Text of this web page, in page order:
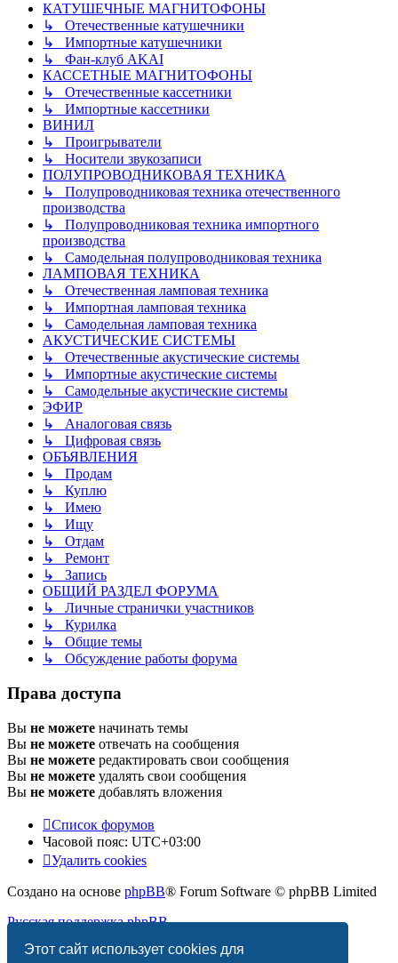
Этот сайт использует cookies для
КАТУШЕЧНЫЕ МАГНИТОФОНЫ
↳ Отечественные катушечники
↳ Импортные катушечники
↳ Фан-клуб AKAI
КАССЕТНЫЕ МАГНИТОФОНЫ
↳ Отечественные кассетники
↳ Импортные кассетники
ВИНИЛ
↳ Проигрыватели
↳ Носители звукозаписи
ПОЛУПРОВОДНИКОВАЯ ТЕХНИКА
↳ Полупроводниковая техника отечественного
производства
↳ Полупроводниковая техника импортного
производства
↳ Самодельная полупроводниковая техника
ЛАМПОВАЯ ТЕХНИКА
↳ Отечественная ламповая техника
↳ Импортная ламповая техника
↳ Самодельная ламповая техника
АКУСТИЧЕСКИЕ СИСТЕМЫ
↳ Отечественные акустические системы
↳ Импортные акустические системы
↳ Самодельные акустические системы
ЭФИР
↳ Аналоговая связь
↳ Цифровая связь
ОБЪЯВЛЕНИЯ
↳ Продам
↳ Куплю
↳ Имею
↳ Ищу
↳ Отдам
↳ Ремонт
↳ Запись
ОБЩИЙ РАЗДЕЛ ФОРУМА
↳ Личные странички участников
↳ Курилка
↳ Общие темы
↳ Обсуждение работы форума
Права доступа
Вы не можете начинать темы
Вы не можете отвечать на сообщения
Вы не можете редактировать свои сообщения
Вы не можете удалять свои сообщения
Вы не можете добавлять вложения
Список форумов
Часовой пояс: UTC+03:00
Удалить cookies
Создано на основе phpBB® Forum Software © phpBB Limited
Русская поддержка phpBB
Конфиденциальность |Правила